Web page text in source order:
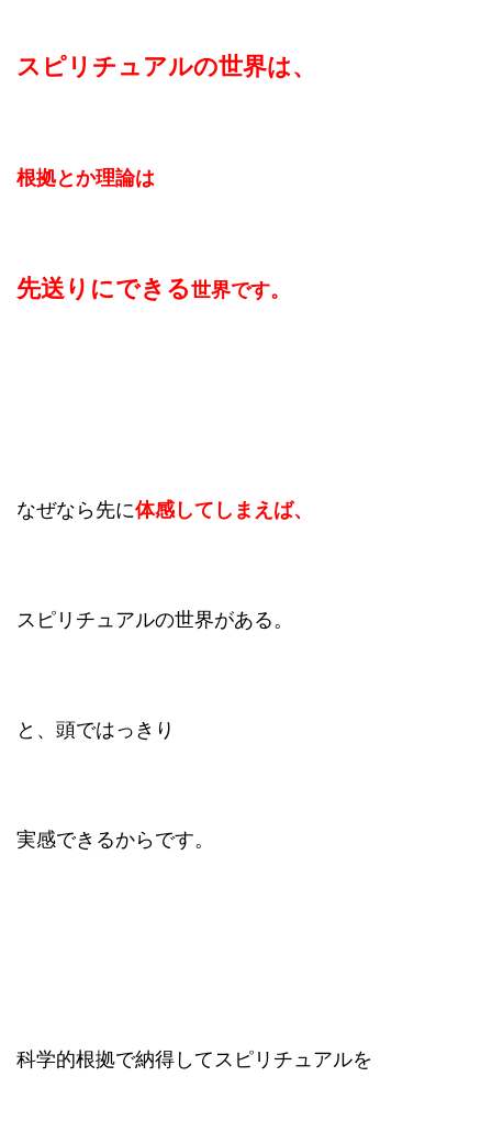
スピリチュアルの世界は、
根拠とか理論は
先送りにできる世界です。
なぜなら先に体感してしまえば、
スピリチュアルの世界がある。
と、頭ではっきり
実感できるからです。
科学的根拠で納得してスピリチュアルを